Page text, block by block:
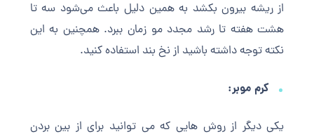
از ریشه بیرون بکشد به همین دلیل باعث می‌شود سه تا
هشت هفته تا رشد مجدد مو زمان ببرد. همچنین به این
نکته توجه داشته باشید از نخ بند استفاده کنید.
کرم موبر:
یکی دیگر از روش هایی که می توانید برای از بین بردن